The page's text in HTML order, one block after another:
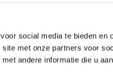
social media te bieden en
met onze partners voor
andere informatie die u
Er is een
of neem de fiets en ontdek
op je eigen tempo en geniet